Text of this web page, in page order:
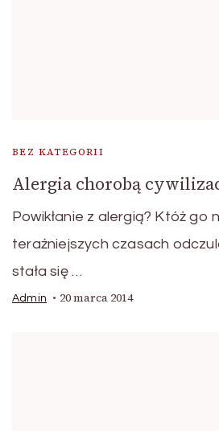
BEZ KATEGORII
Alergia chorobą
Powikłanie z alergią? Któż go
teraźniejszych czasach
stała się …
Admin 20 marca 2014